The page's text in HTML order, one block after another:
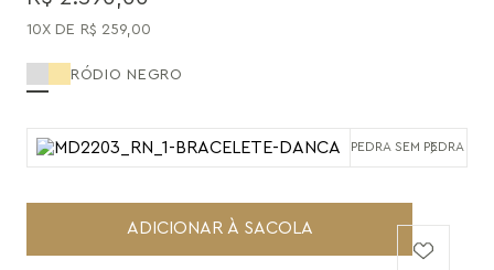
10 R$ 259 00
RÓDIO NEGRO
PEDRA SEM PEDRA
ADICIONAR À SACOLA